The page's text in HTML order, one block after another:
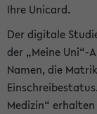
Ihre Unicard.
Der digitale
der „Meine Uni“-
Namen, die
Medizin“